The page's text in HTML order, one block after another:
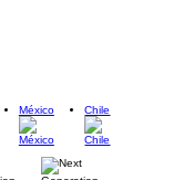
México Chile